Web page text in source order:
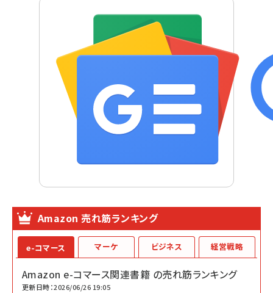
Amazon 売れ筋ランキング
e-コマース
Amazon e-コマース関連書籍 の売れ筋ランキング
更新日時：2026/06/26 19:05
マーケ ビジネス 経営戦略